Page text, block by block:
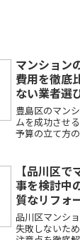
マンション
費用を徹底
ない業者選
豊島区のマン
ムを成功させ
予算の立て方
チンリフォー
「実際の費用
「豊島区で信
選べばいい？
【品川区
事を検討中
質なリフォ
現！料金相
品川区マンシ
失敗しないた